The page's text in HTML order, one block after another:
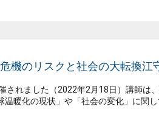
機のリスクと社会の大転換江
されました（2022年2月18日）講師は
暖化の現状」や「社会の変化」に関